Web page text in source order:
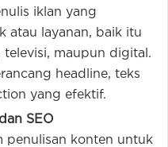
iklan yang
atau layanan, baik itu
maupun digital.
headline, teks
yang efektif.
SEO
penulisan konten untuk